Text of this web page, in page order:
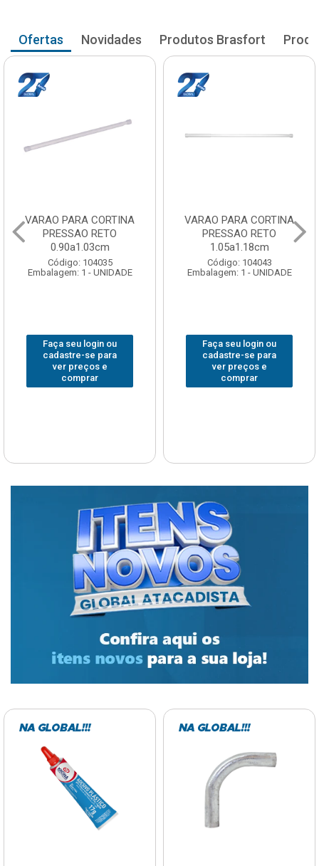
Ofertas Novidades Produtos Brasfort
VARAO PARA CORTINA
PRESSAO RETO
0.90a1.03cm
Código: 104035
Embalagem: 1 - UNIDADE
Faça seu login ou
cadastre-se para
ver preços e
comprar
VARAO PARA CORTINA
PRESSAO RETO
1.05a1.18cm
Código: 104043
Embalagem: 1 - UNIDADE
Faça seu login ou
cadastre-se para
ver preços e
comprar